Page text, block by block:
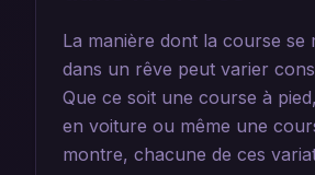
La manière dont la course se
dans un rêve peut varier
Que ce soit une course à
en voiture ou même une
montre, chacune de ces